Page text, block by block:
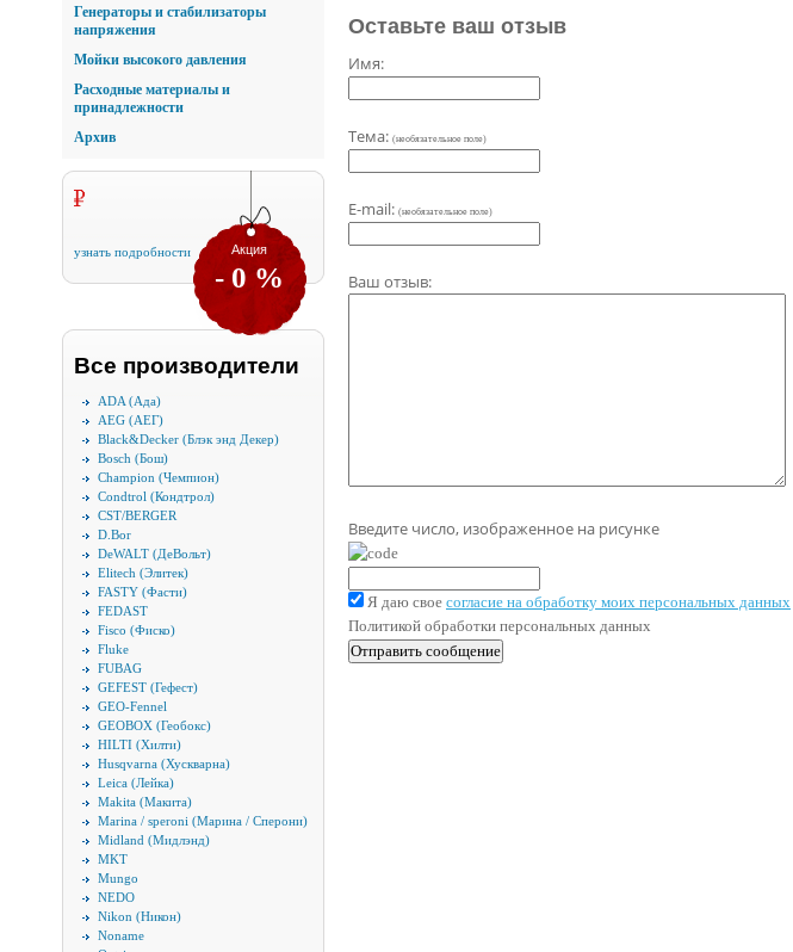
Генераторы и стабилизаторы
напряжения
Мойки высокого давления
Расходные материалы и
принадлежности
Архив
Акция
- 0 %
узнать подробности
Все производители
ADA (Ада)
AEG (АЕГ)
Black&Decker (Блэк энд Декер)
Bosch (Бош)
Champion (Чемпион)
Condtrol (Кондтрол)
CST/BERGER
D.Bor
DeWALT (ДеВольт)
Elitech (Элитек)
FASTY (Фасти)
FEDAST
Fisco (Фиско)
Fluke
FUBAG
GEFEST (Гефест)
GEO-Fennel
GEOBOX (Геобокс)
HILTI (Хилти)
Husqvarna (Хускварна)
Leica (Лейка)
Makita (Макита)
Marina / speroni (Марина / Сперони)
Midland (Мидлэнд)
MKT
Mungo
NEDO
Nikon (Никон)
Noname
Оставьте ваш отзыв
Имя:
Тема: (необязательное поле)
E-mail: (необязательное поле)
Ваш отзыв:
Введите число, изображенное на рисунке
Я даю свое согласие на обработку моих персональных данных
Политикой обработки персональных данных